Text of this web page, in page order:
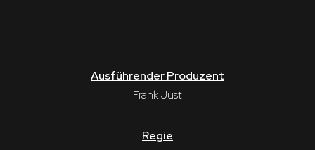
Ausführender Produzent
Frank Just
Regie